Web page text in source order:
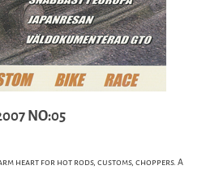
NO:05
heart for hot rods, customs, choppers. A